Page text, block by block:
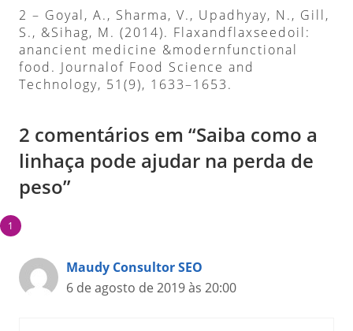
2 – Goyal, A., Sharma, V., Upadhyay, N., Gill,
S., &Sihag, M. (2014). Flaxandflaxseedoil:
anancient medicine &modernfunctional
food. Journalof Food Science and
Technology, 51(9), 1633–1653.
2 comentários em “Saiba como a
linhaça pode ajudar na perda de
peso”
Maudy Consultor SEO
6 de agosto de 2019 às 20:00